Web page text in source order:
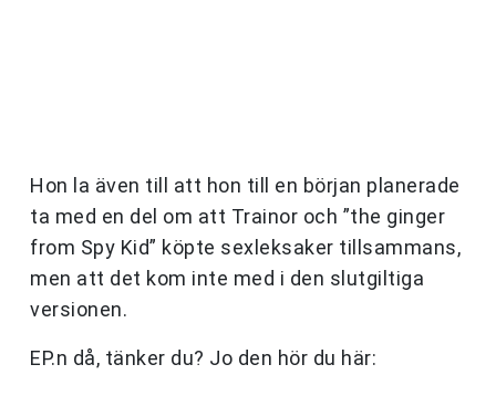
Hon la även till att hon till en början planerade
ta med en del om att Trainor och ”the ginger
from Spy Kid” köpte sexleksaker tillsammans,
men att det kom inte med i den slutgiltiga
versionen.
EP.n då, tänker du? Jo den hör du här: